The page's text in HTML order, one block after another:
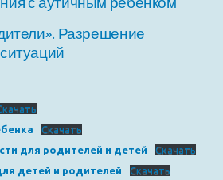
Разрешение
Скачать
для родителей и детей
Скачать
детей и родителей
Скачать